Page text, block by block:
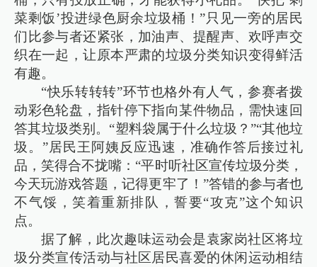
菜剩饭’投进绿色厨余垃圾桶！”只见一旁的居民
们比参与者还紧张，加油声、提醒声、欢呼声交
织在一起，让原本严肃的垃圾分类知识变得鲜活
有趣。
“快乐转转转”环节也格外有人气，参赛者拨
动彩色轮盘，指针停下指向某件物品，需快速回
答其垃圾类别。“塑料袋属于什么垃圾？”“其他垃
圾。”居民王阿姨反应迅速，准确作答后接过礼
品，笑得合不拢嘴：“平时听社区宣传垃圾分类，
今天玩游戏答题，记得更牢了！”答错的参与者也
不气馁，笑着重新排队，誓要“攻克”这个知识
点。
据了解，此次趣味运动会是袁家岗社区将垃
圾分类宣传活动与社区居民喜爱的休闲运动相结